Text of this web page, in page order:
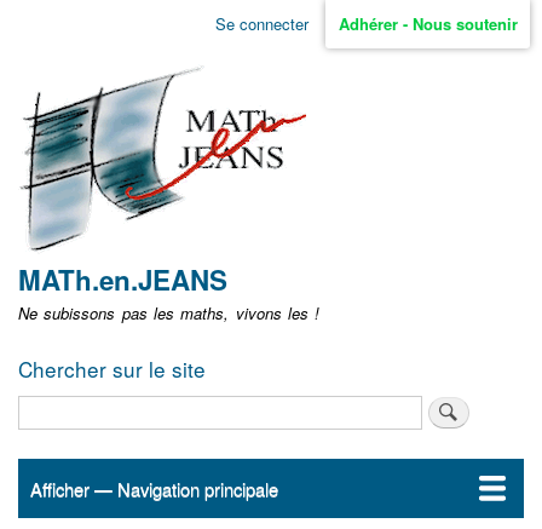
Aller
non
identifié
Se connecter Adhérer - Nous soutenir
MATh.en.JEANS
Ne subissons pas les maths, vivons les !
Chercher sur le site
Navigation
Afficher — Navigation principale